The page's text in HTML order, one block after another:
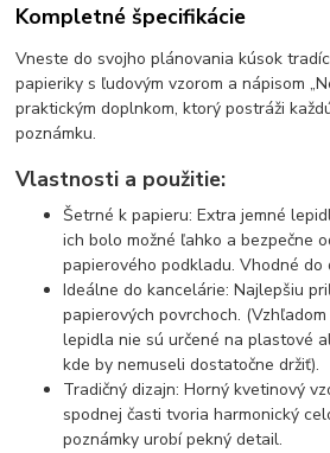
Kompletné špecifikácie
Vneste do svojho plánovania kúsok
papieriky s ľudovým vzorom a nápisom
praktickým doplnkom, ktorý postráži
poznámku.
Vlastnosti a použitie:
Šetrné k papieru: Extra jemné
ich bolo možné ľahko a bezpečne
papierového podkladu. Vhodné do
Ideálne do kancelárie: Najlepšiu
papierových povrchoch.
lepidla nie sú určené na plastové
kde by nemuseli dostatočne držiť).
Tradičný dizajn: Horný kvetinový
spodnej časti tvoria harmonický
poznámky urobí pekný detail.